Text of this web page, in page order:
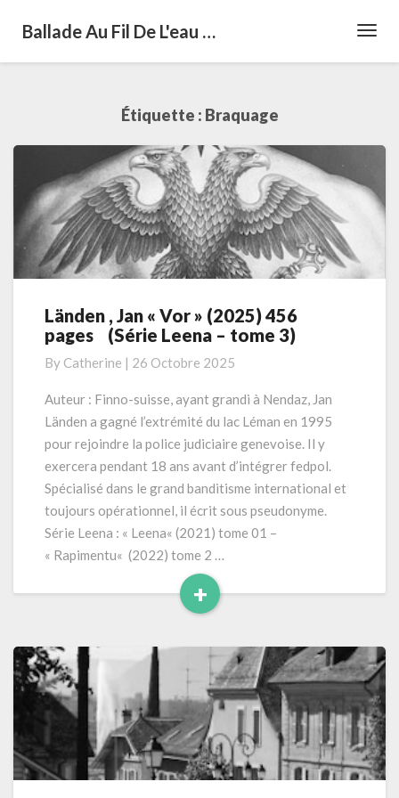
Ballade Au Fil De L'eau …
Étiquette : Braquage
Länden
,
« Vor »
(2025)
pages
(Série
Leena
–
tome
3)
Länden , Jan « Vor » (2025) 456
pages (Série Leena – tome 3)
By Catherine | 26 Octobre 2025
Auteur : Finno-suisse, ayant grandi à Nendaz, Jan
Länden a gagné l’extrémité du lac Léman en 1995
pour rejoindre la police judiciaire genevoise. Il y
exercera pendant 18 ans avant d’intégrer fedpol.
Spécialisé dans le grand banditisme international et
toujours opérationnel, il écrit sous pseudonyme.
Série Leena : « Leena« (2021) tome 01 –
« Rapimentu« (2022) tome 2 …
+
Read